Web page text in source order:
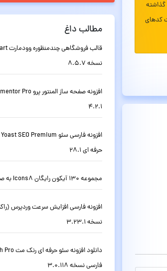
گذاشته
کدهای
مطالب داغ
نسخه 8.5.7
4.2.1
حرفه ای 28.1
مجموعه 130 آیکون رایگان Icons8 به صورت SVG
نسخه 3.23.1
فارسی نسخه 3.0.118